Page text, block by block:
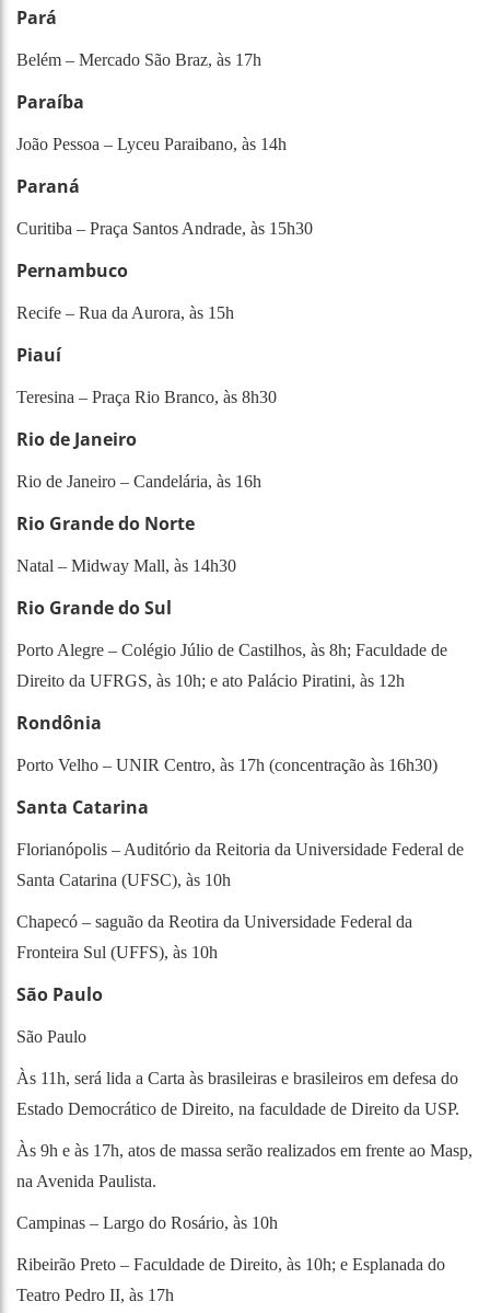
Pará
Belém – Mercado São Braz, às 17h
Paraíba
João Pessoa – Lyceu Paraibano, às 14h
Paraná
Curitiba – Praça Santos Andrade, às 15h30
Pernambuco
Recife – Rua da Aurora, às 15h
Piauí
Teresina – Praça Rio Branco, às 8h30
Rio de Janeiro
Rio de Janeiro – Candelária, às 16h
Rio Grande do Norte
Natal – Midway Mall, às 14h30
Rio Grande do Sul
Porto Alegre – Colégio Júlio de Castilhos, às 8h; Faculdade de
Direito da UFRGS, às 10h; e ato Palácio Piratini, às 12h
Rondônia
Porto Velho – UNIR Centro, às 17h (concentração às 16h30)
Santa Catarina
Florianópolis – Auditório da Reitoria da Universidade Federal de
Santa Catarina (UFSC), às 10h
Chapecó – saguão da Reotira da Universidade Federal da
Fronteira Sul (UFFS), às 10h
São Paulo
São Paulo
Às 11h, será lida a Carta às brasileiras e brasileiros em defesa do
Estado Democrático de Direito, na faculdade de Direito da USP.
Às 9h e às 17h, atos de massa serão realizados em frente ao Masp,
na Avenida Paulista.
Campinas – Largo do Rosário, às 10h
Ribeirão Preto – Faculdade de Direito, às 10h; e Esplanada do
Teatro Pedro II, às 17h